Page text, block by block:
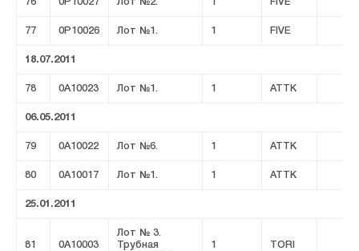
76 0P10027 Лот №2. 1 FIVE
77 0P10026 Лот №1. 1 FIVE
18.07.2011
78 0A10023 Лот №1. 1 ATTK
06.05.2011
79 0A10022 Лот №6. 1 ATTK
80 0A10017 Лот №1. 1 ATTK
25.01.2011
81 0A10003
Лот № 3.
Трубная
1 TORI